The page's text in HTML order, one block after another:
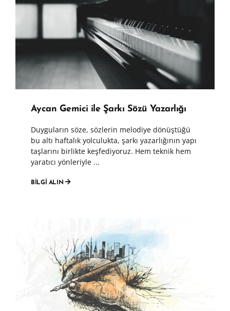
Aycan Gemici ile Şarkı Sözü Yazarlığı
Duyguların söze, sözlerin melodiye dönüştüğü
bu altı haftalık yolculukta, şarkı yazarlığının yapı
taşlarını birlikte keşfediyoruz. Hem teknik hem
yaratıcı yönleriyle ...
BİLGİ ALIN